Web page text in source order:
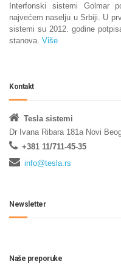
Interfonski sistemi Golmar
najvećem naselju u Srbiji. U
sistemi su 2012. godine
stanova. Više
Kontakt
Tesla sistemi
Dr Ivana Ribara 181a Novi
+381 11/711-45-35
info@tesla.rs
Newsletter
Naše preporuke